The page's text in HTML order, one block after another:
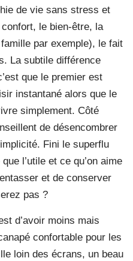
de vie sans stress et
le bien-être, la
par exemple), le fait
La subtile différence
que le premier est
instantané alors que le
simplement. Côté
de désencombrer
Fini le superflu
l’utile et ce qu’on aime
et de conserver
pas ?
d’avoir moins mais
confortable pour les
loin des écrans, un beau